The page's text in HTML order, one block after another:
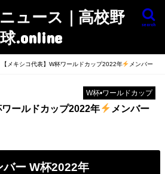
ュース｜高校野
球.online
search
【メキシコ代表】W杯ワールドカップ2022年 メンバー
W杯•ワールドカップ
ワールドカップ2022年 メンバー
バー W杯2022年